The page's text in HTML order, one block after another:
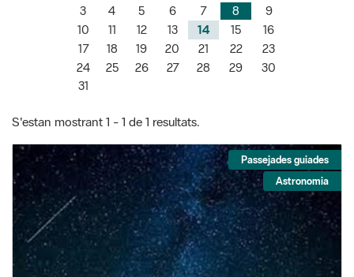
3
4 5 6 7 8
9
10
11 12 13 14 15
16
17
18 19 20 21 22
23
24
25 26 27 28 29
30
31
S'estan mostrant 1 - 1 de 1 resultats.
Passejades guiades
Astronomia